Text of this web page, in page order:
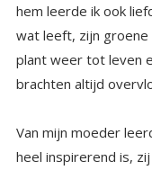
hem leerde ik ook
wat leeft, zijn groene
plant weer tot leven
brachten altijd
Van mijn moeder
heel inspirerend is,